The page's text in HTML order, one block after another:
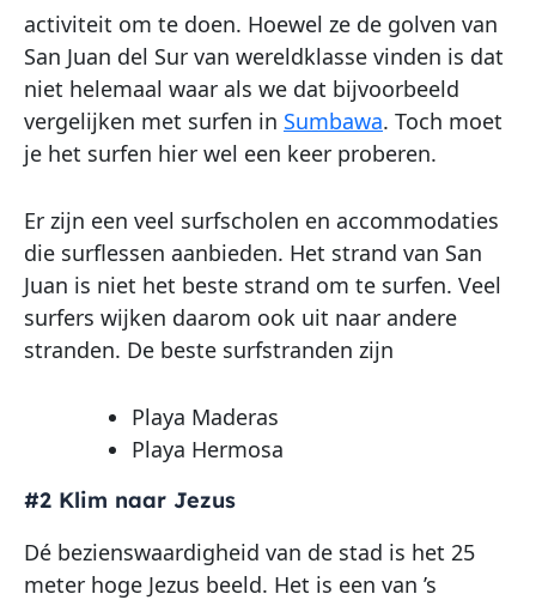
activiteit om te doen. Hoewel ze de golven van
San Juan del Sur van wereldklasse vinden is dat
niet helemaal waar als we dat bijvoorbeeld
vergelijken met surfen in Sumbawa. Toch moet
je het surfen hier wel een keer proberen.
Er zijn een veel surfscholen en accommodaties
die surflessen aanbieden. Het strand van San
Juan is niet het beste strand om te surfen. Veel
surfers wijken daarom ook uit naar andere
stranden. De beste surfstranden zijn
Playa Maderas
Playa Hermosa
#2 Klim naar Jezus
Dé bezienswaardigheid van de stad is het 25
meter hoge Jezus beeld. Het is een van ’s